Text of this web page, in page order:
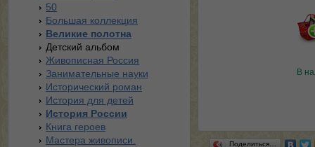
50
Большая коллекция
Великие полотна
Детский альбом
Живописная Россия
Занимательные науки
Исторический роман
История для детей
История России
Книга героев
Мастера живописи.
В
Поделиться…